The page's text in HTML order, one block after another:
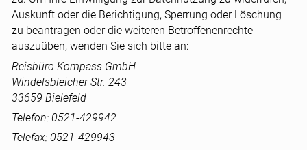
Auskunft oder die Berichtigung, Sperrung oder Löschung
zu beantragen oder die weiteren Betroffenenrechte
auszuüben, wenden Sie sich bitte an:
Reisbüro Kompass GmbH
Windelsbleicher Str. 243
33659 Bielefeld
Telefon: 0521-429942
Telefax: 0521-429943